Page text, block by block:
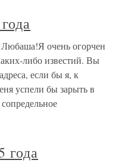
Любаша!Я очень огорчен
либо известий. Вы
если бы я, к
успели бы зарыть в
года